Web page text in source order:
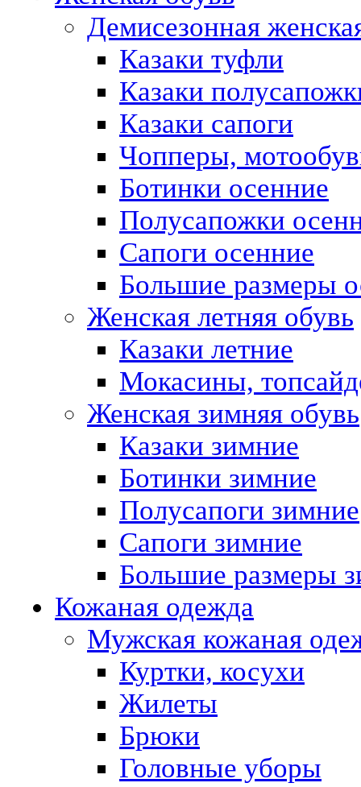
Демисезонная
Казаки туфли
Казаки
Казаки сапоги
Чопперы,
Ботинки осенние
Полусапожки
Сапоги осенние
Большие размеры
Женская летняя обувь
Казаки летние
Мокасины,
Женская зимняя обувь
Казаки зимние
Ботинки зимние
Полусапоги зимние
Сапоги зимние
Большие размеры
Кожаная одежда
Мужская кожаная
Куртки, косухи
Жилеты
Брюки
Головные уборы